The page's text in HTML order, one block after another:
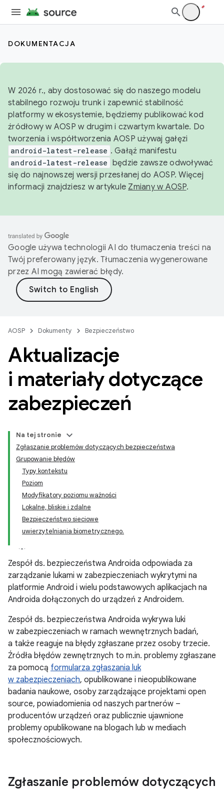
DOKUMENTACJA
W 2026 r., aby dostosować się do naszego modelu
stabilnego rozwoju trunk i zapewnić stabilność
platformy w ekosystemie, będziemy publikować kod
źródłowy w AOSP w drugim i czwartym kwartale. Do
tworzenia i współtworzenia AOSP używaj gałęzi
android-latest-release . Gałąź manifestu
android-latest-release będzie zawsze odwoływać
się do najnowszej wersji przesłanej do AOSP. Więcej
informacji znajdziesz w artykule Zmiany w AOSP.
Google używa technologii AI do tłumaczenia treści na
Twój preferowany język. Tłumaczenia wygenerowane
przez AI mogą zawierać błędy.
AOSP Dokumenty Bezpieczeństwo
Aktualizacje
i materiały dotyczące
zabezpieczeń
Na tej stronie
Zgłaszanie problemów dotyczących bezpieczeństwa
Grupowanie błędów
Typy kontekstu
Poziom
Modyfikatory poziomu ważności
Lokalne, bliskie i zdalne
Bezpieczeństwo sieciowe
uwierzytelniania biometrycznego.
Zespół ds. bezpieczeństwa Androida odpowiada za
zarządzanie lukami w zabezpieczeniach wykrytymi na
platformie Android i wielu podstawowych aplikacjach na
Androida dołączonych do urządzeń z Androidem.
Zespół ds. bezpieczeństwa Androida wykrywa luki
w zabezpieczeniach w ramach wewnętrznych badań,
a także reaguje na błędy zgłaszane przez osoby trzecie.
Źródła błędów zewnętrznych to m.in. problemy zgłaszane
za pomocą formularza zgłaszania luk
w zabezpieczeniach, opublikowane i nieopublikowane
badania naukowe, osoby zarządzające projektami open
source, powiadomienia od naszych partnerów –
producentów urządzeń oraz publicznie ujawnione
problemy opublikowane na blogach lub w mediach
społecznościowych.
Zgłaszanie problemów dotyczących